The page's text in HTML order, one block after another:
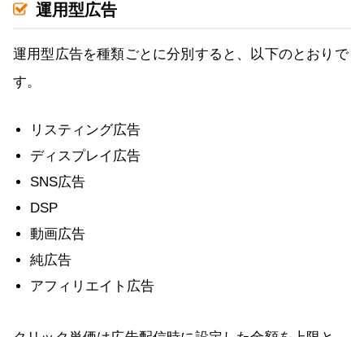
運用型広告
運用型広告を種類ごとに分別すると、以下のとおりで
す。
リスティング広告
ディスプレイ広告
SNS広告
DSP
動画広告
純広告
アフィリエイト広告